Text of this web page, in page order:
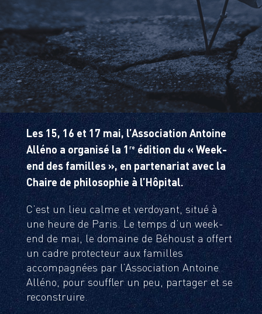
Les 15, 16 et 17 mai, l’Association Antoine
Alléno a organisé la 1re édition du « Week-
end des familles », en partenariat avec la
Chaire de philosophie à l’Hôpital.
C’est un lieu calme et verdoyant, situé à
une heure de Paris. Le temps d’un week-
end de mai, le domaine de Béhoust a offert
un cadre protecteur aux familles
accompagnées par l’Association Antoine
Alléno, pour souffler un peu, partager et se
reconstruire.